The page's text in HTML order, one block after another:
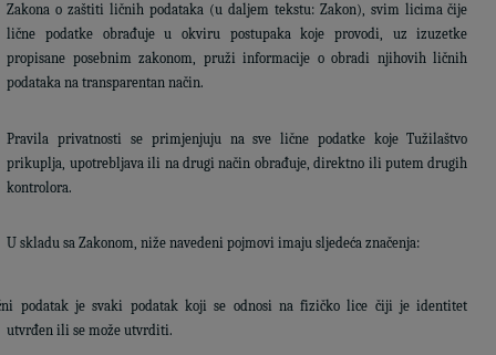
Zakona o zaštiti ličnih podataka (u daljem tekstu: Zakon), svim licima čije
lične podatke obrađuje u okviru postupaka koje provodi, uz izuzetke
propisane posebnim zakonom, pruži informacije o obradi njihovih ličnih
podataka na transparentan način.
Pravila privatnosti se primjenjuju na sve lične podatke koje Tužilaštvo
prikuplja, upotrebljava ili na drugi način obrađuje, direktno ili putem drugih
kontrolora.
U skladu sa Zakonom, niže navedeni pojmovi imaju sljedeća značenja:
podatak je svaki podatak koji se odnosi na fizičko lice čiji je identitet
utvrđen ili se može utvrditi.